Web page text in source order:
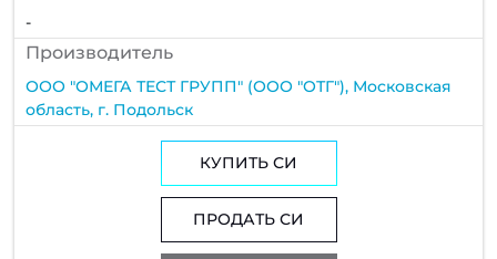
-
Производитель
ООО "ОМЕГА ТЕСТ ГРУПП" (ООО "ОТГ"), Московская
область, г. Подольск
КУПИТЬ СИ
ПРОДАТЬ СИ